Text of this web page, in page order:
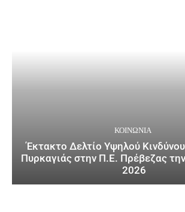
ΚΟΙΝΩΝΙΑ
Έκτακτο Δελτίο Υψηλού
Πυρκαγιάς στην Π.Ε. Πρέβεζας
2026